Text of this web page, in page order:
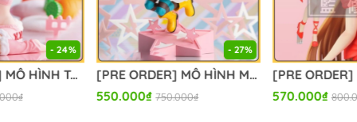
- 24%
[PRE ORDER] MÔ HÌNH To Aru Kagaku no Railgun - Misaka Mikoto - Moflock - Fluffy Bunny Ver. (Taito) FIGURE CHÍNH HÃNG
- 27%
[PRE ORDER] MÔ HÌNH Monogatari Series - Ononoki Yotsugi - XStellar (Sega Fave) FIGURE CHÍNH HÃNG
550.000₫ 750.000₫
570.000₫